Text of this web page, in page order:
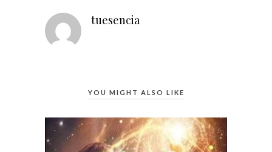
tuesencia
YOU MIGHT ALSO LIKE